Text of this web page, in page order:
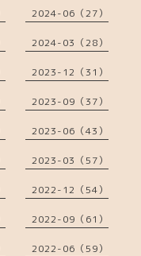
2024-06（27）
2024-03（28）
2023-12（31）
2023-09（37）
2023-06（43）
2023-03（57）
2022-12（54）
2022-09（61）
2022-06（59）